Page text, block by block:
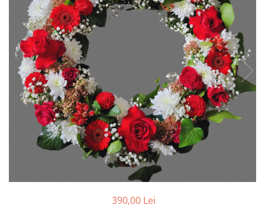
390,00 Lei